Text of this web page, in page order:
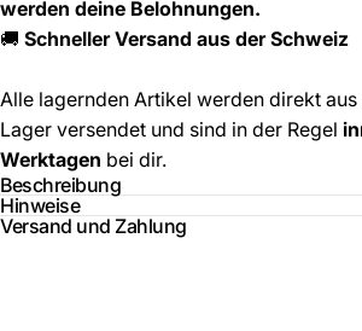
werden deine Belohnungen.
🚚 Schneller Versand aus der Schweiz
Alle lagernden Artikel werden direkt
Lager versendet und sind in der Regel
Werktagen bei dir.
Beschreibung
Hinweise
Versand und Zahlung